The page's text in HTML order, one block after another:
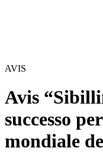
AVIS
Avis
successo
mondiale